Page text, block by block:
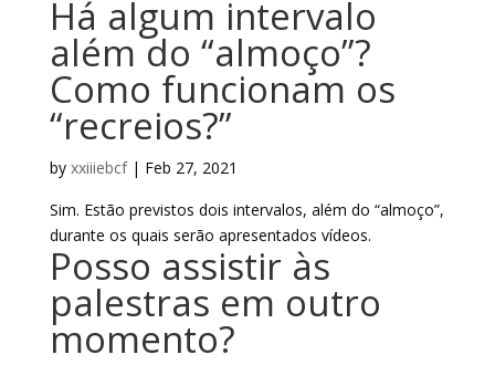
Há algum intervalo
além do “almoço”?
Como funcionam os
“recreios?”
by xxiiiebcf| Feb 27, 2021
Sim. Estão previstos dois intervalos, além do “almoço”,
durante os quais serão apresentados vídeos.
Posso assistir às
palestras em outro
momento?